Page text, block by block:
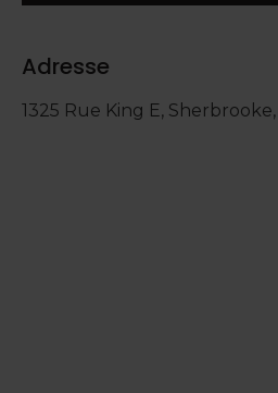
Adresse
1325 Rue King E Sherbrooke